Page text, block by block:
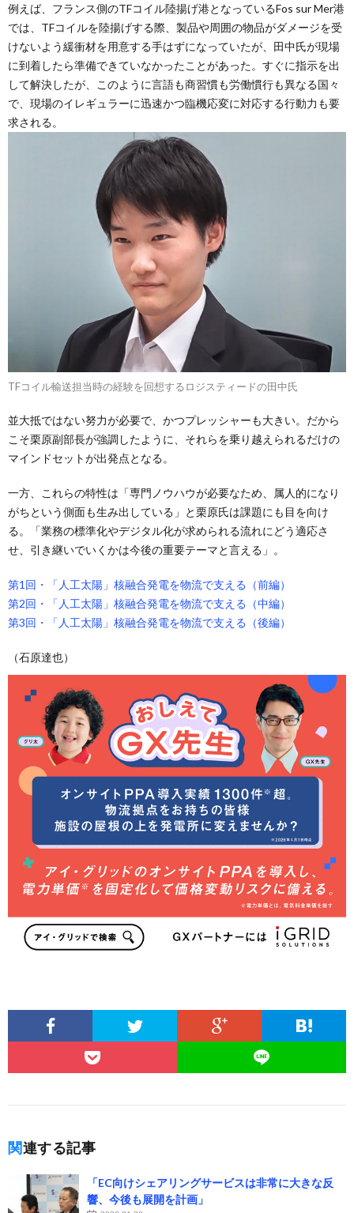
例えば、フランス側のTFコイル陸揚げ港となっているFos sur Mer港
では、TFコイルを陸揚げする際、製品や周囲の物品がダメージを受
けないよう緩衝材を用意する手はずになっていたが、田中氏が現場
に到着したら準備できていなかったことがあった。すぐに指示を出
して解決したが、このように言語も商習慣も労働慣行も異なる国々
で、現場のイレギュラーに迅速かつ臨機応変に対応する行動力も要
求される。
TFコイル輸送担当時の経験を回想するロジスティードの田中氏
並大抵ではない努力が必要で、かつプレッシャーも大きい。だから
こそ栗原副部長が強調したように、それらを乗り越えられるだけの
マインドセットが出発点となる。
一方、これらの特性は「専門ノウハウが必要なため、属人的になり
がちという側面も生み出している」と栗原氏は課題にも目を向け
る。「業務の標準化やデジタル化が求められる流れにどう適応さ
せ、引き継いでいくかは今後の重要テーマと言える」。
第1回・「人工太陽」核融合発電を物流で支える（前編）
第2回・「人工太陽」核融合発電を物流で支える（中編）
第3回・「人工太陽」核融合発電を物流で支える（後編）
（石原達也）
関連する記事
「EC向けシェアリングサービスは非常に大きな反
響、今後も展開を計画」